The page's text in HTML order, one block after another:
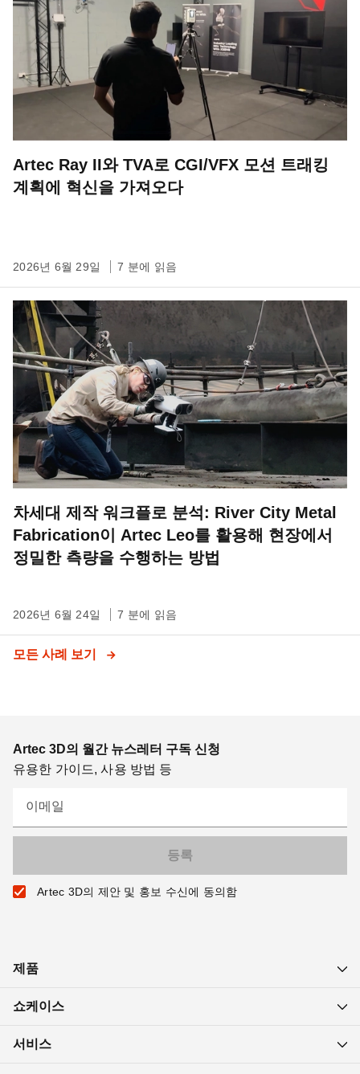
Artec Ray II와 TVA로 CGI/VFX 모션 트래킹
계획에 혁신을 가져오다
2026년 6월 29일 7 분에 읽음
차세대 제작 워크플로 분석: River City Metal
Fabrication이 Artec Leo를 활용해 현장에서
정밀한 측량을 수행하는 방법
2026년 6월 24일 7 분에 읽음
모든 사례 보기
Artec 3D의 월간 뉴스레터 구독 신청
유용한 가이드, 사용 방법 등
이메일
Artec 3D의 제안 및 홍보 수신에 동의함
제품
쇼케이스
서비스